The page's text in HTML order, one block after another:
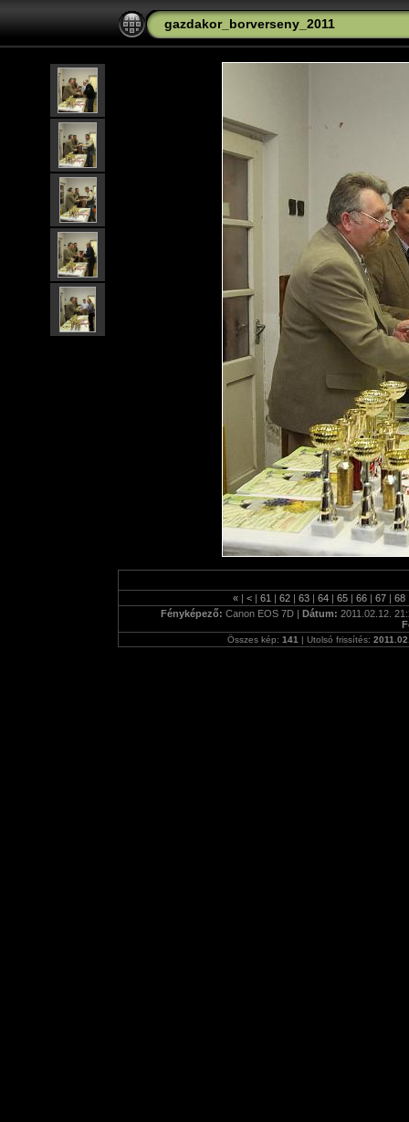
gazdakor_borverseny_2011
« | < | 61 | 62 | 63 | 64 | 65 | 66 | 67 | 68
Fényképező: Canon EOS 7D | Dátum: 2011.02.12.
Összes kép: 141 | Utolsó frissítés: